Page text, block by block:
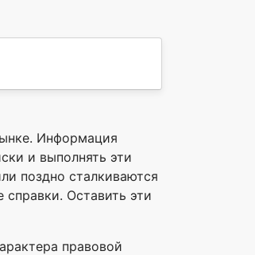
Информация
и выполнять эти
поздно сталкиваются
Оставить эти
правовой